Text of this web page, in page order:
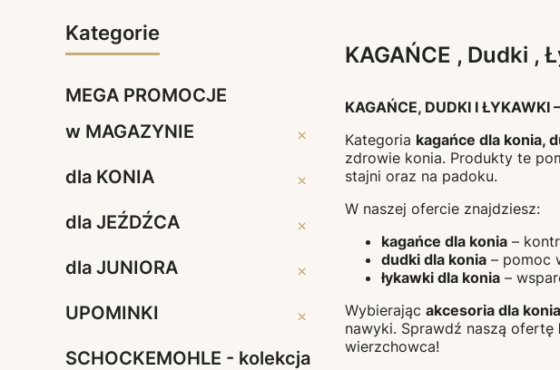
Kategorie
MEGA PROMOCJE
w MAGAZYNIE
w MAGAZYNIE
dla KONIA dla KONIA
dla JEŹDŹCA dla JEŹDŹCA
dla JUNIORA dla JUNIORA
UPOMINKI UPOMINKI
SCHOCKEMOHLE - kolekcja
KAGAŃCE , Dudki ,
KAGAŃCE, DUDKI I
Kategoria kagańce dla konia,
zdrowie konia. Produkty te
stajni oraz na padoku.
W naszej ofercie znajdziesz:
kagańce dla konia –
dudki dla konia – pomoc
łykawki dla konia –
Wybierając akcesoria dla
nawyki. Sprawdź naszą ofertę
wierzchowca!